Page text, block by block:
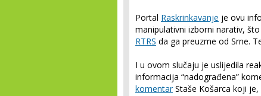
Portal Raskrinkavanje je ovu
manipulativni izborni narativ,
RTRS da ga preuzme od Srne.
I u ovom slučaju je uslijedila
informacija “nadograđena”
komentarStaše Košarca koji